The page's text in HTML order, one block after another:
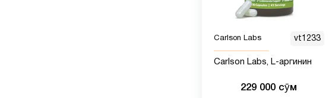
Carlson Labs vt1233
Carlson Labs, L-аргинин
229 000 сӯм